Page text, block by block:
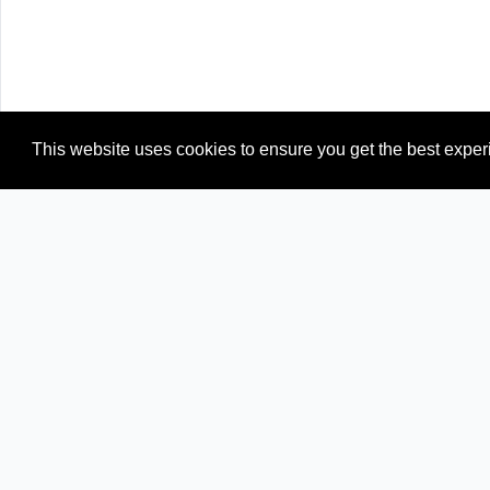
This website uses cookies to ensure you get the best